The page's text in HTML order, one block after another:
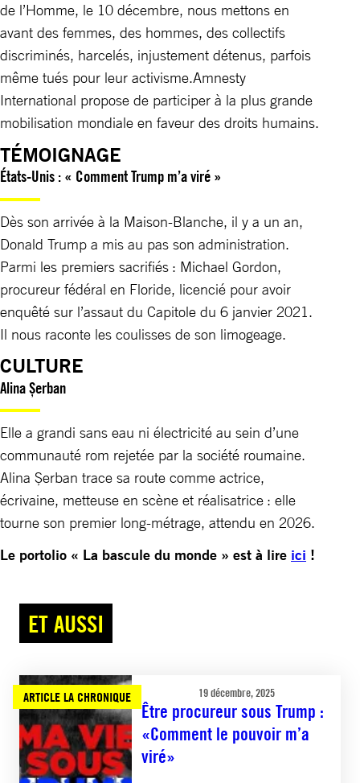
de l’Homme, le 10 décembre, nous mettons en
avant des femmes, des hommes, des collectifs
discriminés, harcelés, injustement détenus, parfois
même tués pour leur activisme.Amnesty
International propose de participer à la plus grande
mobilisation mondiale en faveur des droits humains.
TÉMOIGNAGE
États-Unis : « Comment Trump m’a viré »
Dès son arrivée à la Maison-Blanche, il y a un an,
Donald Trump a mis au pas son administration.
Parmi les premiers sacrifiés : Michael Gordon,
procureur fédéral en Floride, licencié pour avoir
enquêté sur l’assaut du Capitole du 6 janvier 2021.
Il nous raconte les coulisses de son limogeage.
CULTURE
Alina Șerban
Elle a grandi sans eau ni électricité au sein d’une
communauté rom rejetée par la société roumaine.
Alina Șerban trace sa route comme actrice,
écrivaine, metteuse en scène et réalisatrice : elle
tourne son premier long-métrage, attendu en 2026.
Le portolio « La bascule du monde » est à lire ici !
ET AUSSI
ARTICLE LA CHRONIQUE 19 décembre, 2025
Être procureur sous Trump :
«Comment le pouvoir m’a
viré»